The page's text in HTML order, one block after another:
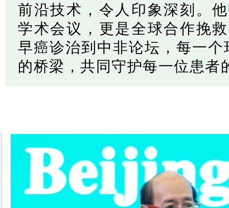
前沿技术，令人印象深刻。
学术会议，更是全球合作挽
早癌诊治到中非论坛，每一
的桥梁，共同守护每一位患者